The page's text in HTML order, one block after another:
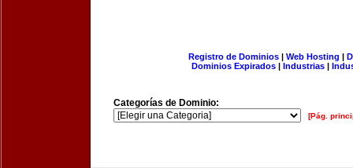
Registro de Dominios| Web Hosting |
Dominios Expirados | Industrias |
Categorías de Dominio:
[Pág.